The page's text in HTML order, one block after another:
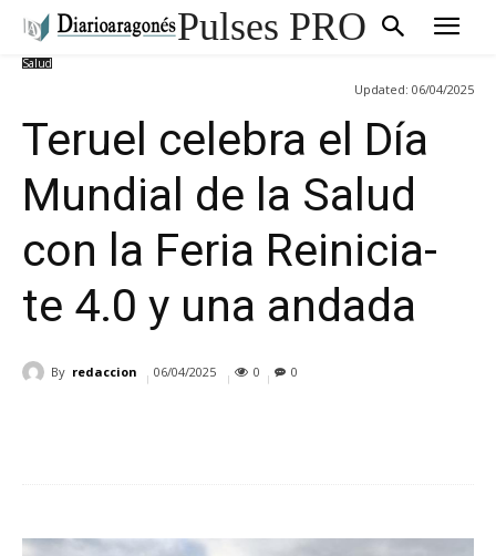
Pulses PRO
Salud
Updated: 06/04/2025
Teruel celebra el Día
Mundial de la Salud
con la Feria Reinicia-
te 4.0 y una andada
By redaccion 06/04/2025 0 0